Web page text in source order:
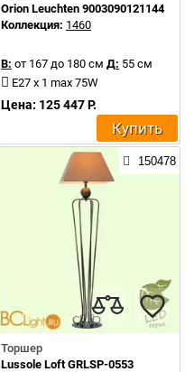
Orion Leuchten 9003090121144
Коллекция: 1460
В: от 167 до 180 см Д: 55 см
E27 x 1 max 75W
Цена: 125 447 Р.
Купить
150478
Торшер
Lussole Loft GRLSP-0553